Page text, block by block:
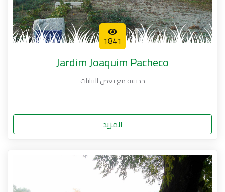
1841
Jardim Joaquim Pacheco
حديقة مع بعض النباتات
المزيد